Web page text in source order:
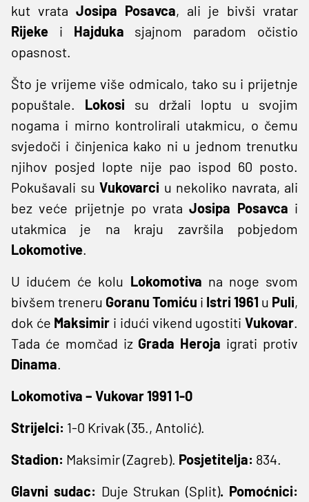
kut vrata Josipa Posavca, ali je bivši vratar
Rijeke i Hajduka sjajnom paradom očistio
opasnost.
Što je vrijeme više odmicalo, tako su i prijetnje
popuštale. Lokosi su držali loptu u svojim
nogama i mirno kontrolirali utakmicu, o čemu
svjedoči i činjenica kako ni u jednom trenutku
njihov posjed lopte nije pao ispod 60 posto.
Pokušavali su Vukovarci u nekoliko navrata, ali
bez veće prijetnje po vrataJosipa Posavca i
utakmica je na kraju završila pobjedom
Lokomotive.
U idućem će kolu Lokomotiva na noge svom
bivšem treneru Goranu Tomiću i Istri 1961 u Puli,
dok će Maksimir i idući vikend ugostitiVukovar.
Tada će momčad iz Grada Heroja igrati protiv
Dinama.
Lokomotiva – Vukovar 1991 1-0
Strijelci: 1-0 Krivak (35., Antolić).
Stadion: Maksimir (Zagreb). Posjetitelja: 834.
Glavni sudac: Duje Strukan (Split). Pomoćnici: